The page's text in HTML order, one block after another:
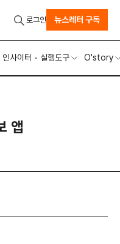
인사이터 실행도구 O'story
로그인 뉴스레터 구독
앱